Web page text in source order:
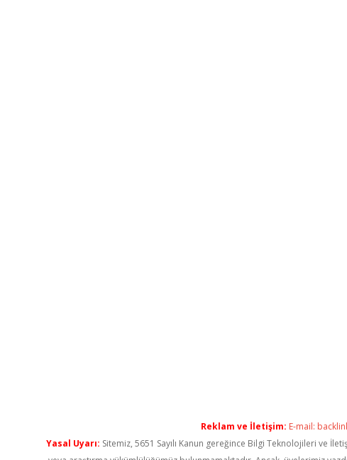
Reklam ve İletişim: E-mail:
Yasal Uyarı: Sitemiz, 5651 Sayılı Kanun gereğince Bilgi Teknolojileri ve